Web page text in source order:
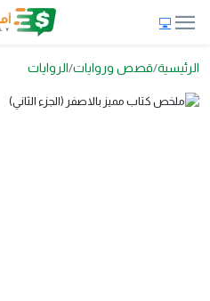
الرئيسية قصص وروايات الروايات